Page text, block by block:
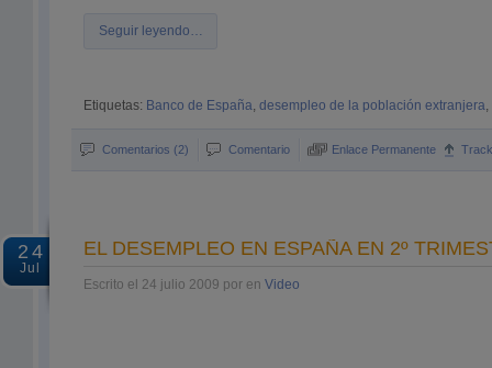
Seguir leyendo…
Etiquetas: Banco de España, desempleo de la población extranjera,
Comentarios (2) Comentario Enlace Permanente
24
Jul
EL DESEMPLEO EN ESPAÑA EN 2º
Escrito el 24 julio 2009 por en Video